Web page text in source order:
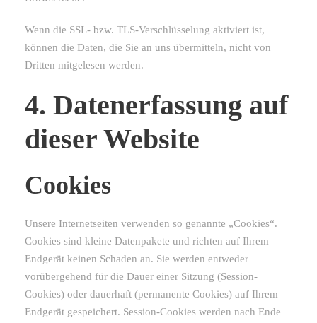
Wenn die SSL- bzw. TLS-Verschlüsselung aktiviert ist,
können die Daten, die Sie an uns übermitteln, nicht von
Dritten mitgelesen werden.
4. Datenerfassung auf
dieser Website
Cookies
Unsere Internetseiten verwenden so genannte „Cookies“.
Cookies sind kleine Datenpakete und richten auf Ihrem
Endgerät keinen Schaden an. Sie werden entweder
vorübergehend für die Dauer einer Sitzung (Session-
Cookies) oder dauerhaft (permanente Cookies) auf Ihrem
Endgerät gespeichert. Session-Cookies werden nach Ende